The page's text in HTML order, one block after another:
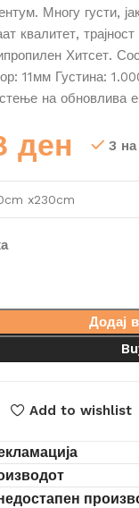
Многу густи,
квалитет,
Хитсет.
11мм Густина:
на обновлива
ден 3 на
Додај
Add to wishlist